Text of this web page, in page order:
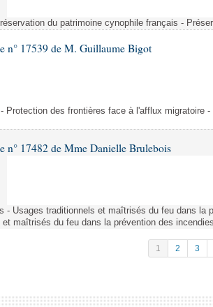
du patrimoine cynophile français -
n° 17539 de M. Guillaume Bigot
Protection des frontières face à l'afflux migratoire
n° 17482 de Mme Danielle Brulebois
- Usages traditionnels et maîtrisés du feu dans la
et maîtrisés du feu dans la prévention des
1 2 3